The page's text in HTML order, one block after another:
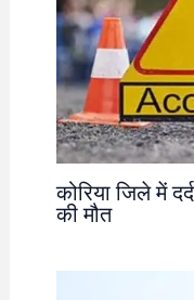
कोरिया जिले में
की मौत